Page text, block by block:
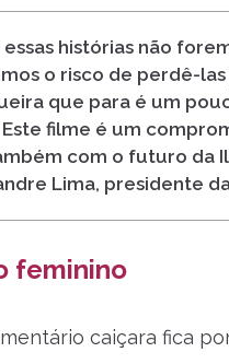
essas histórias não
o risco de perdê-
que para é um
Este filme é um
com o futuro da
Lima, presidente
feminino
caiçara fica